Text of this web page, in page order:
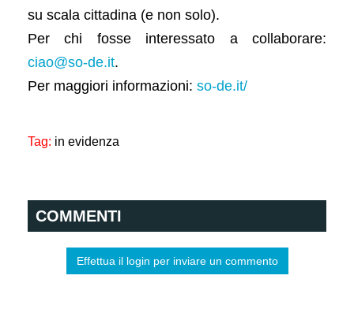
su scala cittadina (e non solo).
Per chi fosse interessato a collaborare:
ciao@so-de.it.
Per maggiori informazioni: so-de.it/
Tag: in evidenza
COMMENTI
Effettua il login per inviare un commento